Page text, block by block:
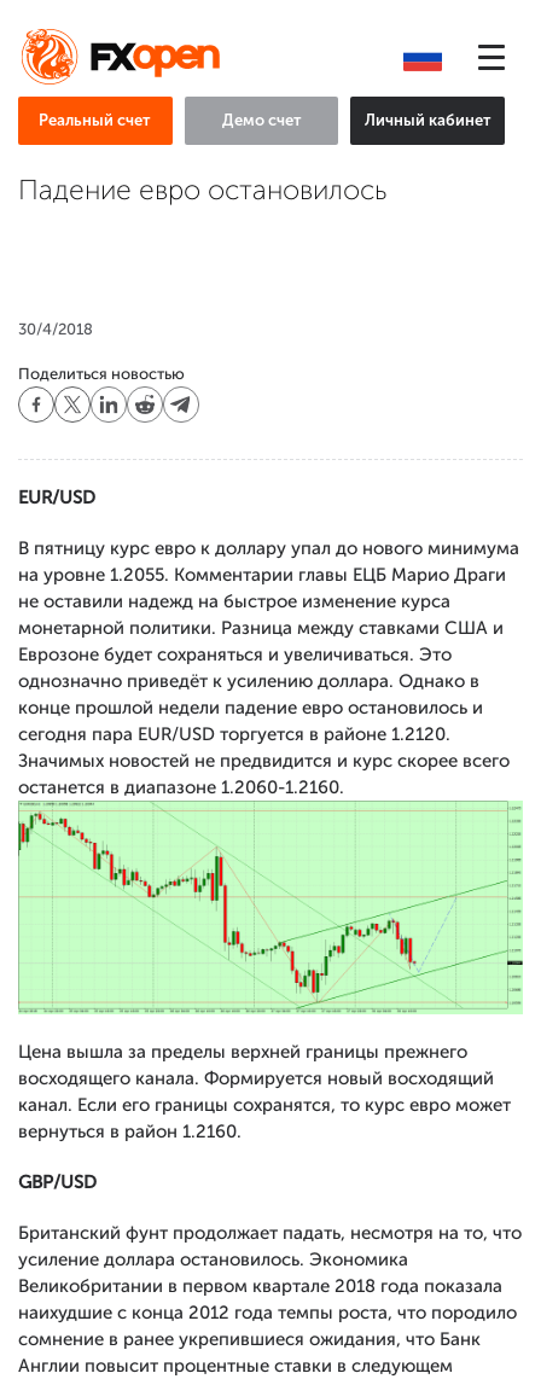
Реальный счет Демо счет Личный кабинет
Падение евро остановилось
30/4/2018
Поделиться новостью
EUR/USD
В пятницу курс евро к доллару упал до нового минимума
на уровне 1.2055. Комментарии главы ЕЦБ Марио Драги
не оставили надежд на быстрое изменение курса
монетарной политики. Разница между ставками США и
Еврозоне будет сохраняться и увеличиваться. Это
однозначно приведёт к усилению доллара. Однако в
конце прошлой недели падение евро остановилось и
сегодня пара EUR/USD торгуется в районе 1.2120.
Значимых новостей не предвидится и курс скорее всего
останется в диапазоне 1.2060-1.2160.
Цена вышла за пределы верхней границы прежнего
восходящего канала. Формируется новый восходящий
канал. Если его границы сохранятся, то курс евро может
вернуться в район 1.2160.
GBP/USD
Британский фунт продолжает падать, несмотря на то, что
усиление доллара остановилось. Экономика
Великобритании в первом квартале 2018 года показала
наихудшие с конца 2012 года темпы роста, что породило
сомнение в ранее укрепившиеся ожидания, что Банк
Англии повысит процентные ставки в следующем